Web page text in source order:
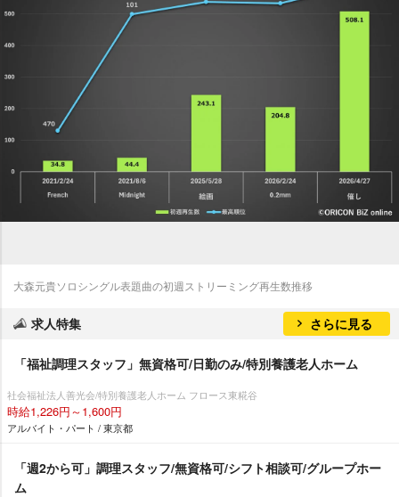
大森元貴ソロシングル表題曲の初週ストリーミング再生数推移
求人特集 さらに見る
「福祉調理スタッフ」無資格可/日勤のみ/特別養護老人ホーム
社会福祉法人善光会/特別養護老人ホーム フロース東糀谷
時給1,226円～1,600円
アルバイト・パート / 東京都
「週2から可」調理スタッフ/無資格可/シフト相談可/グループホー
ム